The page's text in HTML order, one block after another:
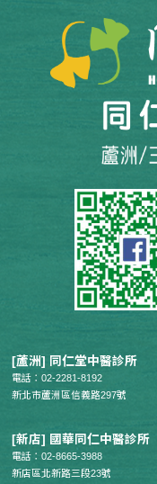
[蘆洲] 同仁堂中醫診所
電話：02-2281-8192
新北市蘆洲區信義路297號
[新店] 國華同仁中醫診所
電話：02-8665-3988
新店區北新路三段23號